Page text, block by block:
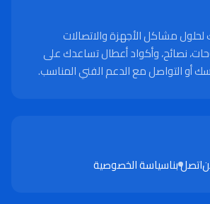
مشاكل الأجهزة والاتصالات
نصائح، وأكواد أعطال تساعدك على
أو التواصل مع الدعم الفني المناسب.
اتصل بناسياسة الخصوصية